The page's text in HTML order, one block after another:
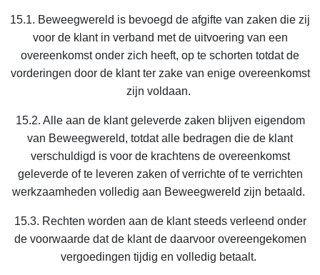
15.1. Beweegwereld is bevoegd de afgifte van zaken die zij
voor de klant in verband met de uitvoering van een
overeenkomst onder zich heeft, op te schorten totdat de
vorderingen door de klant ter zake van enige overeenkomst
zijn voldaan.
15.2. Alle aan de klant geleverde zaken blijven eigendom
van Beweegwereld, totdat alle bedragen die de klant
verschuldigd is voor de krachtens de overeenkomst
geleverde of te leveren zaken of verrichte of te verrichten
werkzaamheden volledig aan Beweegwereld zijn betaald.
15.3. Rechten worden aan de klant steeds verleend onder
de voorwaarde dat de klant de daarvoor overeengekomen
vergoedingen tijdig en volledig betaalt.